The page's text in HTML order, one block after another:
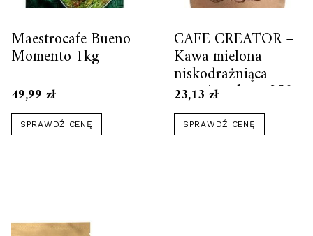
Maestrocafe Bueno
Momento 1kg
49,99 zł
SPRAWDŹ CENĘ
CAFE CREATOR –
Kawa mielona
niskodrażniąca
ręcznie palona 250g
23,13 zł
SPRAWDŹ CENĘ